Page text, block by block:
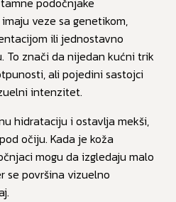
veze sa genetikom,
ili jednostavno
To znači da nijedan kućni trik
ali pojedini sastojci
intenzitet.
hidrataciju i ostavlja mekši,
očiju. Kada je koža
mogu da izgledaju malo
se površina vizuelno